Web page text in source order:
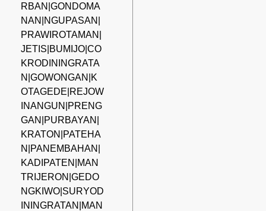
RBAN|GONDOMA
NAN|NGUPASAN|
PRAWIROTAMAN|
JETIS|BUMIJO|CO
KRODININGRATA
N|GOWONGAN|K
OTAGEDE|REJOW
INANGUN|PRENG
GAN|PURBAYAN|
KRATON|PATEHA
N|PANEMBAHAN|
KADIPATEN|MAN
TRIJERON|GEDO
NGKIWO|SURYOD
ININGRATAN|MAN